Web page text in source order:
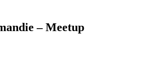
– Meetup